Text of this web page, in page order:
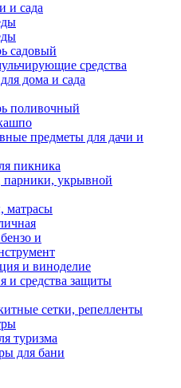
и сада
садовый
средства
дома и сада
поливочный
предметы для дачи и
пикника
укрывной
матрасы
и
и виноделие
и средства защиты
сетки, репелленты
туризма
для бани